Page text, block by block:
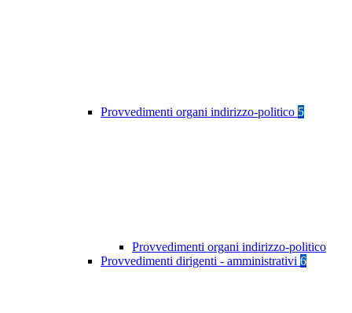
Provvedimenti organi indirizzo-politico 5
Provvedimenti organi indirizzo-politico
Provvedimenti dirigenti - amministrativi 6